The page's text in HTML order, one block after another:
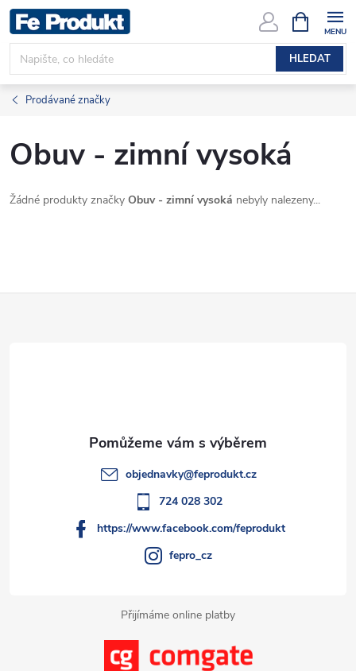
Přejít
na
obsah
HLEDAT
NÁKUPNÍ
KOŠÍK
Prodávané značky
Obuv - zimní vysoká
Žádné produkty značky Obuv - zimní vysoká nebyly nalezeny...
Přijímáme online platby
objednavky@feprodukt.cz
724 028 302
https://www.facebook.com/feprodukt
fepro_cz